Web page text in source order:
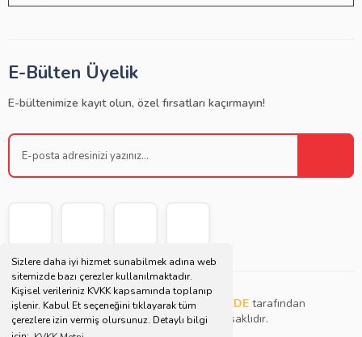
Sizlere daha iyi hizmet sunabilmek adına web
sitemizde bazı çerezler kullanılmaktadır.
Kişisel verileriniz KVKK kapsamında toplanıp
işlenir. Kabul Et seçeneğini tıklayarak tüm
çerezlere izin vermiş olursunuz. Detaylı bilgi
E-Bülten Üyelik
E-bültenimize kayıt olun, özel fırsatları kaçırmayın!
Copyright © 2021 | Bu websitesiMüjdat DEDE tarafından
tasarlanmış ve düzenlenmiştir. Tüm hakları saklıdır.